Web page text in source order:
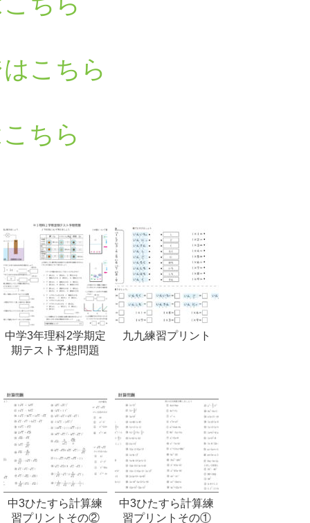
こちら
ちら
中学3年理科2学期定
期テスト予想問題
九九練習プリント
中3ひたすら計算練
習プリントその②
中3ひたすら計算練
習プリントその①